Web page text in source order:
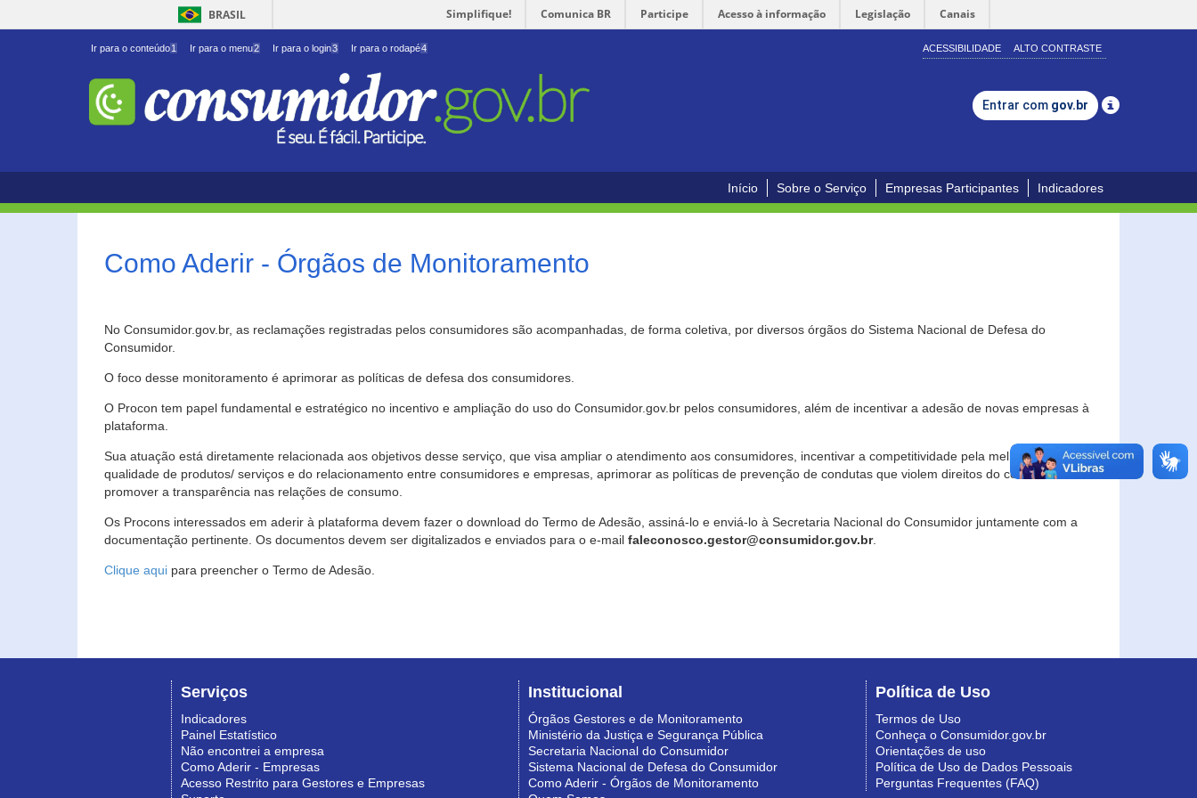
BRASIL Simplifique! Comunica BR Participe Acesso à informação Legislação Canais
Ir para o conteúdo1 Ir para o menu2 Ir para o login3 Ir para o rodapé4 ACESSIBILIDADE ALTO CONTRASTE
Entrar com gov.br
Início Sobre o Serviço Empresas Participantes Indicadores
Como Aderir - Órgãos de Monitoramento
No Consumidor.gov.br, as reclamações registradas pelos consumidores são acompanhadas, de forma coletiva, por diversos órgãos do Sistema Nacional de Defesa do
Consumidor.
O foco desse monitoramento é aprimorar as políticas de defesa dos consumidores.
O Procon tem papel fundamental e estratégico no incentivo e ampliação do uso do Consumidor.gov.br pelos consumidores, além de incentivar a adesão de novas empresas à
plataforma.
Sua atuação está diretamente relacionada aos objetivos desse serviço, que visa ampliar o atendimento aos consumidores, incentivar a competitividade pela melhoria da
qualidade de produtos/ serviços e do relacionamento entre consumidores e empresas, aprimorar as políticas de prevenção de condutas que violem direitos do consumidor e
promover a transparência nas relações de consumo.
Os Procons interessados em aderir à plataforma devem fazer o download do Termo de Adesão, assiná-lo e enviá-lo à Secretaria Nacional do Consumidor juntamente com a
documentação pertinente. Os documentos devem ser digitalizados e enviados para o e-mail faleconosco.gestor@consumidor.gov.br.
Clique aqui para preencher o Termo de Adesão.
Serviços
Indicadores
Painel Estatístico
Não encontrei a empresa
Como Aderir - Empresas
Acesso Restrito para Gestores e Empresas
Institucional
Órgãos Gestores e de Monitoramento
Ministério da Justiça e Segurança Pública
Secretaria Nacional do Consumidor
Sistema Nacional de Defesa do Consumidor
Como Aderir - Órgãos de Monitoramento
Política de Uso
Termos de Uso
Conheça o Consumidor.gov.br
Orientações de uso
Política de Uso de Dados Pessoais
Perguntas Frequentes (FAQ)